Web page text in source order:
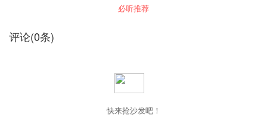
必听推荐
评论(0条)
快来抢沙发吧！